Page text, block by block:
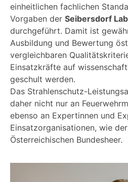
einheitlichen fachlichen
Vorgaben der Seibersdorf
durchgeführt. Damit ist
Ausbildung und Bewertung
vergleichbaren
Einsatzkräfte auf
geschult werden.
Das Strahlenschutz-
daher nicht nur an
ebenso an Expertinnen und
Einsatzorganisationen, wie
Österreichischen Bundesheer.